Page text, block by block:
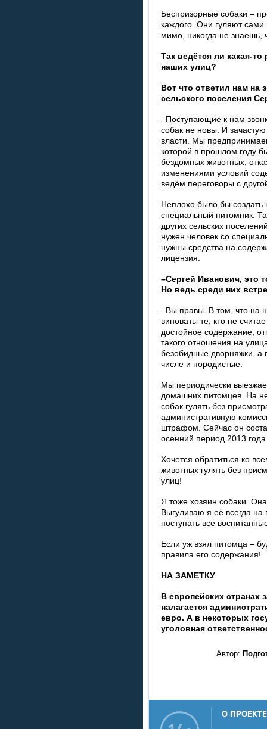
Беспризорные собаки –
каждого. Они гуляют сами
мимо, никогда не знаешь,
Так ведётся ли какая-
наших улиц?
Вот что ответил нам на
сельского поселения
–Поступающие к нам
собак не новы. И
власти. Мы
которой в прошлом году
бездомных животных,
изменениями условий
ведём переговоры с
Неплохо было бы создать
специальный питомник.
других сельских
нужен человек со
нужны средства на
лицензия.
–Сергей Иванович, это
Но ведь среди них
–Вы правы. В том, что на
виноваты те, кто не
достойное содержание,
такого отношения на
безобидные дворняжки, а
числе и породистые.
Мы периодически
домашних питомцев. На
собак гулять без
административную
штрафом. Сейчас он
осенний период 2013
Хочется обратиться ко
животных гулять без
улиц!
Я тоже хозяин собаки.
Выгуливаю я её всегда
поступать все
Если уж взял питомца –
правила его содержания!
НА ЗАМЕТКУ
В европейских странах
налагается
евро. А в некоторых
уголовная
Автор:
О ПРОЕКТЕ